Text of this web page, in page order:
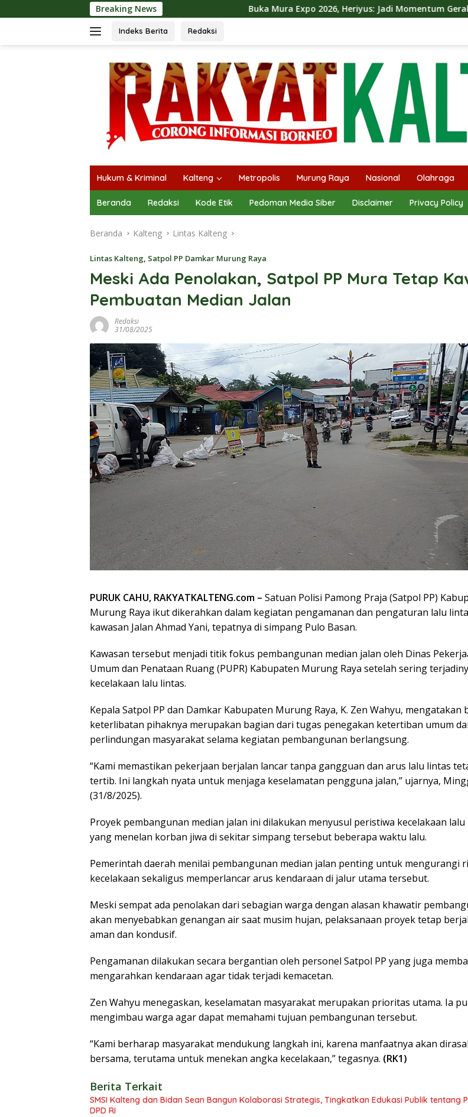
ke
Breaking NewsBuka Mura Expo 2026, Heriyus: Jadi Momentum Gerakkan Ekonomi
Indeks Berita Redaksi
Hukum & Kriminal Kalteng Metropolis Murung Raya Nasional Olahraga
Beranda Redaksi Kode Etik Pedoman Media Siber Disclaimer Privacy Policy
Beranda Kalteng Lintas Kalteng
Lintas Kalteng, Satpol PP Damkar Murung Raya
Meski Ada Penolakan, Satpol PP Mura Tetap
Pembuatan Median Jalan
Redaksi
31/08/2025
PURUK CAHU, RAKYATKALTENG.com – Satuan Polisi Pamong Praja (Satpol PP)
Murung Raya ikut dikerahkan dalam kegiatan pengamanan dan pengaturan lalu
kawasan Jalan Ahmad Yani, tepatnya di simpang Pulo Basan.
Kawasan tersebut menjadi titik fokus pembangunan median jalan oleh Dinas
Umum dan Penataan Ruang (PUPR) Kabupaten Murung Raya setelah sering
kecelakaan lalu lintas.
Kepala Satpol PP dan Damkar Kabupaten Murung Raya, K. Zen Wahyu, mengatakan
keterlibatan pihaknya merupakan bagian dari tugas penegakan ketertiban umum
perlindungan masyarakat selama kegiatan pembangunan berlangsung.
“Kami memastikan pekerjaan berjalan lancar tanpa gangguan dan arus lalu lintas
tertib. Ini langkah nyata untuk menjaga keselamatan pengguna jalan,” ujarnya,
(31/8/2025).
Proyek pembangunan median jalan ini dilakukan menyusul peristiwa kecelakaan lalu
yang menelan korban jiwa di sekitar simpang tersebut beberapa waktu lalu.
Pemerintah daerah menilai pembangunan median jalan penting untuk mengurangi
kecelakaan sekaligus memperlancar arus kendaraan di jalur utama tersebut.
Meski sempat ada penolakan dari sebagian warga dengan alasan khawatir
akan menyebabkan genangan air saat musim hujan, pelaksanaan proyek tetap
aman dan kondusif.
Pengamanan dilakukan secara bergantian oleh personel Satpol PP yang juga
mengarahkan kendaraan agar tidak terjadi kemacetan.
Zen Wahyu menegaskan, keselamatan masyarakat merupakan prioritas utama. Ia
mengimbau warga agar dapat memahami tujuan pembangunan tersebut.
“Kami berharap masyarakat mendukung langkah ini, karena manfaatnya akan
bersama, terutama untuk menekan angka kecelakaan,” tegasnya. (RK1)
Berita Terkait
SMSI Kalteng dan Bidan Sean Bangun Kolaborasi Strategis, Tingkatkan Edukasi Publik tentang
DPD RI